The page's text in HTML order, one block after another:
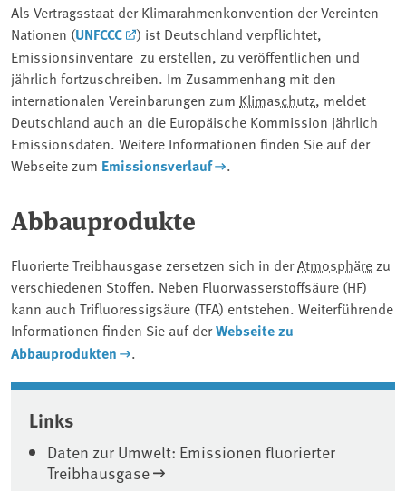
Als Vertragsstaat der Klimarahmenkonvention der Vereinten
Nationen (UNFCCC
) ist Deutschland verpflichtet,
Emissionsinventare zu erstellen, zu veröffentlichen und
jährlich fortzuschreiben. Im Zusammenhang mit den
internationalen Vereinbarungen zum Klimaschutz, meldet
Deutschland auch an die Europäische Kommission jährlich
Emissionsdaten. Weitere Informationen finden Sie auf der
Webseite zum Emissionsverlauf .
Abbauprodukte
Fluorierte Treibhausgase zersetzen sich in derAtmosphäre zu
verschiedenen Stoffen. Neben Fluorwasserstoffsäure (HF)
kann auch Trifluoressigsäure (TFA) entstehen. Weiterführende
Informationen finden Sie auf derWebseite zu
Abbauprodukten
.
Associated content
Links
Daten zur Umwelt: Emissionen fluorierter
Treibhausgase